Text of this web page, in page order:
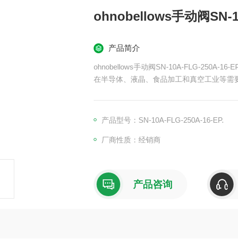
ohnobellows手动阀SN-
产品简介
ohnobellows手动阀SN-10A-FLG-250A-16-
在半导体、液晶、食品加工和真空工业等需
产品型号：SN-10A-FLG-250A-16-EP.
厂商性质：经销商
产品咨询